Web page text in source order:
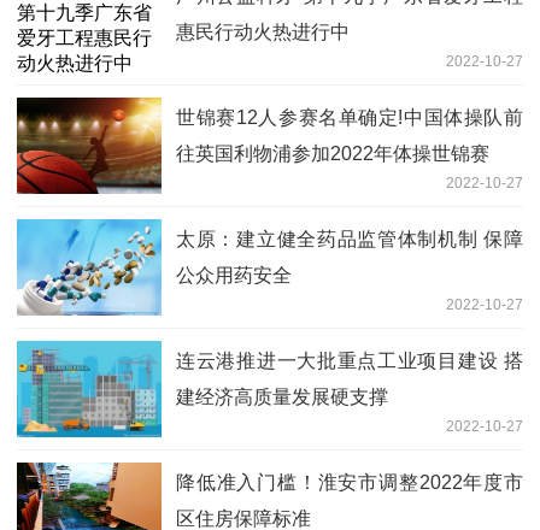
惠民行动火热进行中
2022-10-27
世锦赛12人参赛名单确定!中国体操队前
往英国利物浦参加2022年体操世锦赛
2022-10-27
太原：建立健全药品监管体制机制 保障
公众用药安全
2022-10-27
连云港推进一大批重点工业项目建设 搭
建经济高质量发展硬支撑
2022-10-27
降低准入门槛！淮安市调整2022年度市
区住房保障标准